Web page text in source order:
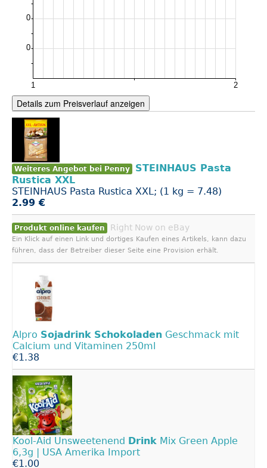
Details zum Preisverlauf anzeigen
Weiteres Angebot bei Penny
STEINHAUS Pasta
Rustica XXL
STEINHAUS Pasta Rustica XXL; (1 kg = 7.48)
2.99 €
Produkt online kaufen Right Now on eBay
Ein Klick auf einen Link und dortiges Kaufen eines Artikels, kann dazu
führen, dass der Betreiber dieser Seite eine Provision erhält.
Alpro Sojadrink Schokoladen Geschmack mit
Calcium und Vitaminen 250ml
€1.38
Kool-Aid Unsweetenend Drink Mix Green Apple
6,3g | USA Amerika Import
€1.00